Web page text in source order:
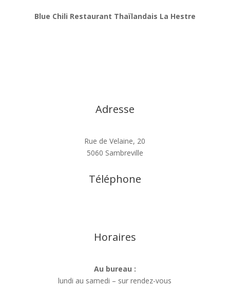
Blue Chili Restaurant Thaïlandais La Hestre
Adresse
Rue de Velaine, 20
5060 Sambreville
Téléphone
Horaires
Au bureau :
lundi au samedi – sur rendez-vous